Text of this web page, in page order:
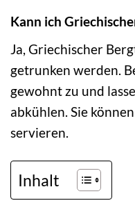
Kann ich
Ja, Griechischer
getrunken werden.
gewohnt zu und
abkühlen. Sie
servieren.
Inhalt